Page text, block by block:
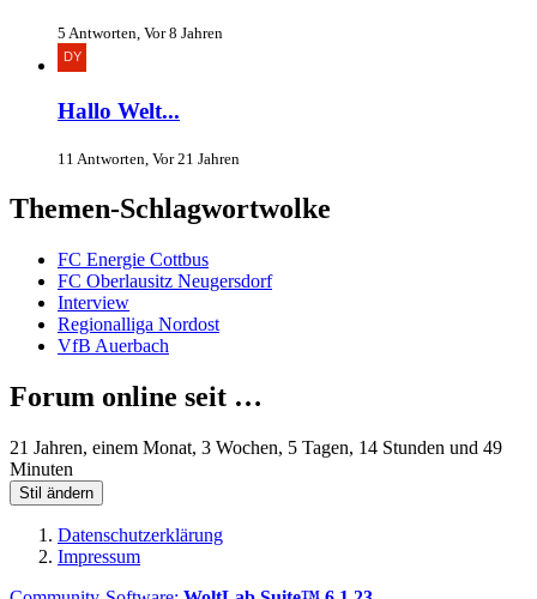
5 Antworten, Vor 8 Jahren
Hallo Welt...
11 Antworten, Vor 21 Jahren
Themen-Schlagwortwolke
FC Energie Cottbus
FC Oberlausitz Neugersdorf
Interview
Regionalliga Nordost
VfB Auerbach
Forum online seit …
21 Jahren, einem Monat, 3 Wochen, 5 Tagen, 14 Stunden und 49
Minuten
Stil ändern
Datenschutzerklärung
Impressum